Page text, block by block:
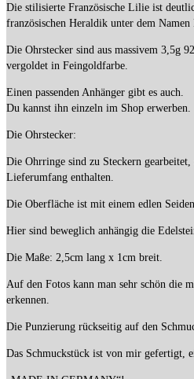
Die stilisierte Französische Lilie ist
französischen Heraldik unter dem Namen
Die Ohrstecker sind aus massivem 3,5g
vergoldet in Feingoldfarbe.
Einen passenden Anhänger gibt es auch.
Du kannst ihn einzeln im Shop erwerben.
Die Ohrstecker:
Die Ohrringe sind zu Steckern
Lieferumfang enthalten.
Die Oberfläche ist mit einem edlen
Hier sind beweglich anhängig die
Die Maße: 2,5cm lang x 1cm breit.
Auf den Fotos kann man sehr schön die
erkennen.
Die Punzierung rückseitig auf den
Das Schmuckstück ist von mir gefertigt,